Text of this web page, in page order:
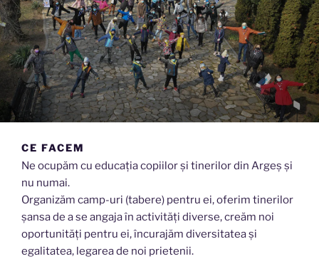
CE FACEM
Ne ocupăm cu educația copiilor și tinerilor din Argeș și
nu numai.
Organizăm camp-uri (tabere) pentru ei, oferim tinerilor
șansa de a se angaja în activități diverse, creăm noi
oportunități pentru ei, încurajăm diversitatea și
egalitatea, legarea de noi prietenii.